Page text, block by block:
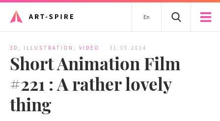
En
3D , ILLUSTRATION , VIDEO 31.05.2014
Short Animation Film
#221 : A rather lovely
thing